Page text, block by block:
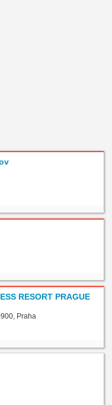
RESORT PRAGUE
Praha